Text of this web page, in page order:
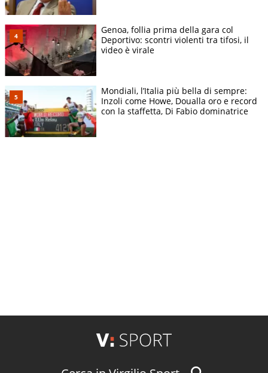
Genoa, follia prima della gara col
Deportivo: scontri violenti tra tifosi, il
video è virale
Mondiali, l’Italia più bella di sempre:
Inzoli come Howe, Doualla oro e record
con la staffetta, Di Fabio dominatrice